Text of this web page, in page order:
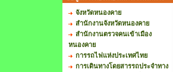
จังหวัดหนองคาย
สำนักงานจังหวัดหนองคาย
สำนักงานตรวจคนเข้าเมือง
หนองคาย
การรถไฟแห่งประเทศไทย
การเดินทางโดยสารรถประจำทาง